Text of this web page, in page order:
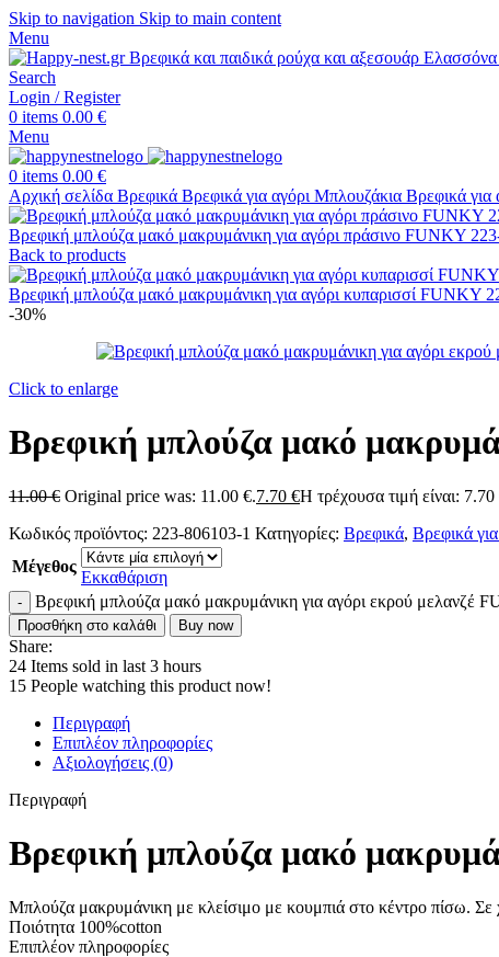
Skip to navigation Skip to main content
Menu
Search
Login / Register
0 items 0.00 €
Menu
0 items 0.00 €
Αρχική σελίδα Βρεφικά Βρεφικά για αγόρι Μπλουζάκια Βρεφικά για
Βρεφική μπλούζα μακό μακρυμάνικη για αγόρι πράσινο FUNKY
Back to products
Βρεφική μπλούζα μακό μακρυμάνικη για αγόρι κυπαρισσί FUNKY
-30%
Click to enlarge
Βρεφική μπλούζα μακό
11.00€ Original price was: 11.00 €.7.70 €Η τρέχουσα τιμή είναι: 7.70
Κωδικός προϊόντος: 223-806103-1 Κατηγορίες: Βρεφικά, Βρεφικά
Μέγεθος
Εκκαθάριση
Βρεφική μπλούζα μακό μακρυμάνικη για αγόρι εκρού μελανζέ
Προσθήκη στο καλάθι Buy now
Share:
24 Items sold in last 3 hours
15 People watching this product now!
Περιγραφή
Επιπλέον πληροφορίες
Αξιολογήσεις (0)
Περιγραφή
Βρεφική μπλούζα μακό
Μπλούζα μακρυμάνικη με κλείσιμο με κουμπιά στο κέντρο πίσω.
Ποιότητα 100%cotton
Επιπλέον πληροφορίες